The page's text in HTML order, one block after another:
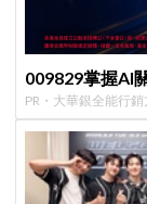
009829掌握AI
PR・大華銀全能行銷